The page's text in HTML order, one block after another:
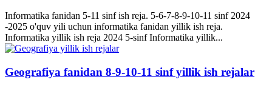
Informatika fanidan 5-11 sinf ish reja. 5-6-7-8-9-10-11 sinf 2024
-2025 o'quv yili uchun informatika fanidan yillik ish reja.
Informatika yillik ish reja 2024 5-sinf Informatika yillik...
Geografiya fanidan 8-9-10-11 sinf yillik ish rejalar